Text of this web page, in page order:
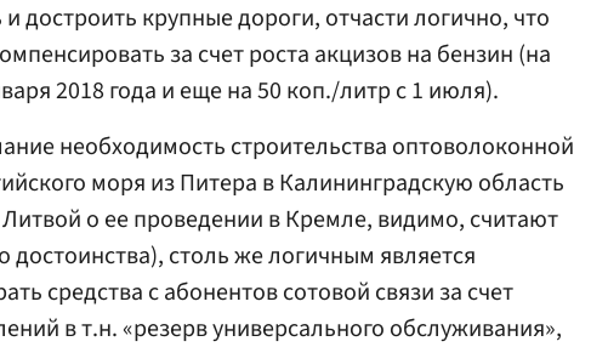
достроить крупные дороги, отчасти логично, что
за счет роста акцизов на бензин (на
2018 года и еще на 50 коп./литр с 1 июля).
необходимость строительства оптоволоконной
моря из Питера в Калининградскую область
Литвой о ее проведении в Кремле, видимо, считают
достоинства), столь же логичным является
средства с абонентов сотовой связи за счет
в т.н. «резерв универсального обслуживания»,